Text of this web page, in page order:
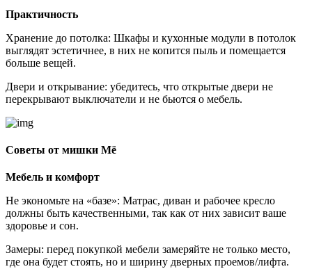
Практичность
Хранение до потолка: Шкафы и кухонные модули в потолок
выглядят эстетичнее, в них не копится пыль и помещается
больше вещей.
Двери и открывание: убедитесь, что открытые двери не
перекрывают выключатели и не бьются о мебель.
Советы от мишки Мё
Мебель и комфорт
Не экономьте на «базе»: Матрас, диван и рабочее кресло
должны быть качественными, так как от них зависит ваше
здоровье и сон.
Замеры: перед покупкой мебели замеряйте не только место,
где она будет стоять, но и ширину дверных проемов/лифта.